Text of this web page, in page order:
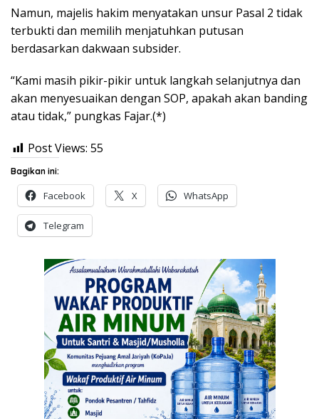
Namun, majelis hakim menyatakan unsur Pasal 2 tidak
terbukti dan memilih menjatuhkan putusan
berdasarkan dakwaan subsider.
“Kami masih pikir-pikir untuk langkah selanjutnya dan
akan menyesuaikan dengan SOP, apakah akan banding
atau tidak,” pungkas Fajar.(*)
Post Views: 55
Bagikan ini:
Facebook X WhatsApp
Telegram